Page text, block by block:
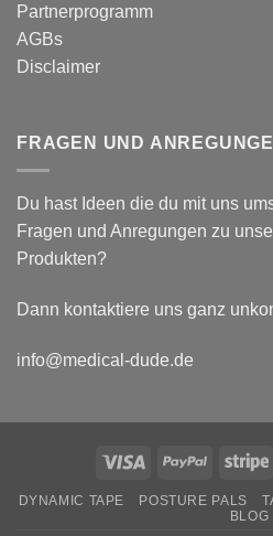
Partnerprogramm
AGBs
Disclaimer
FRAGEN UND
Du hast Ideen die du mit uns
Fragen und Anregungen zu
Produkten?
Dann kontaktiere uns ganz
info@medical-dude.de
Visa PayPal
DYNAMIC TAPE POSTURE PALS
BLOG